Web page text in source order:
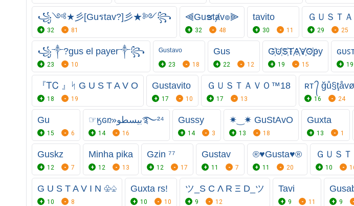
꧁༺★彡[Guรtav?]彡★༻꧂
32 81
⫷Guຮtⱥv๏⫸
32 48
tavito
30 11
ＧＵＳＴ
29 25
꧁⁣༒?gus el payer༒꧂
23 10
ᴳᵘˢᵗᵃᵛᵒ
23 18
Gus
22 12
G҉U҉S҉T҉A҉V҉O҉py
19 15 19
『ᎢᏟ 』ᛋ G U S T A V O
18 19
Gustavito
17 10
ＧＵＳＴＡＶＯ™18
17 13
ʀᴛ ᭄ ğů§ţåvø
16 24
Gu
15 6
☞ӄɢռ»بيسطو࿐²⁴
14 16
Gussy
14 3
✷‿✷ GuStAvO
13 18
Guxta
13 1
Guskz
12 7
Minha pika
12 13
Gzin ⁷⁷
12 17
Gustav
11 7
®♥Gusta♥®
11 20
ＧＵＳ
10
G U S T A V I N ♧♤
10 8
Guxta rs!
10 10
ツ_S C Λ R Ξ D_ツ
9 12
Tavi
9 11 9